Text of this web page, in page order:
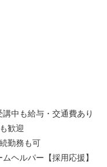
講中も給与・交通費あり
歓迎
勤務も可
ヘルパー【採用応援】